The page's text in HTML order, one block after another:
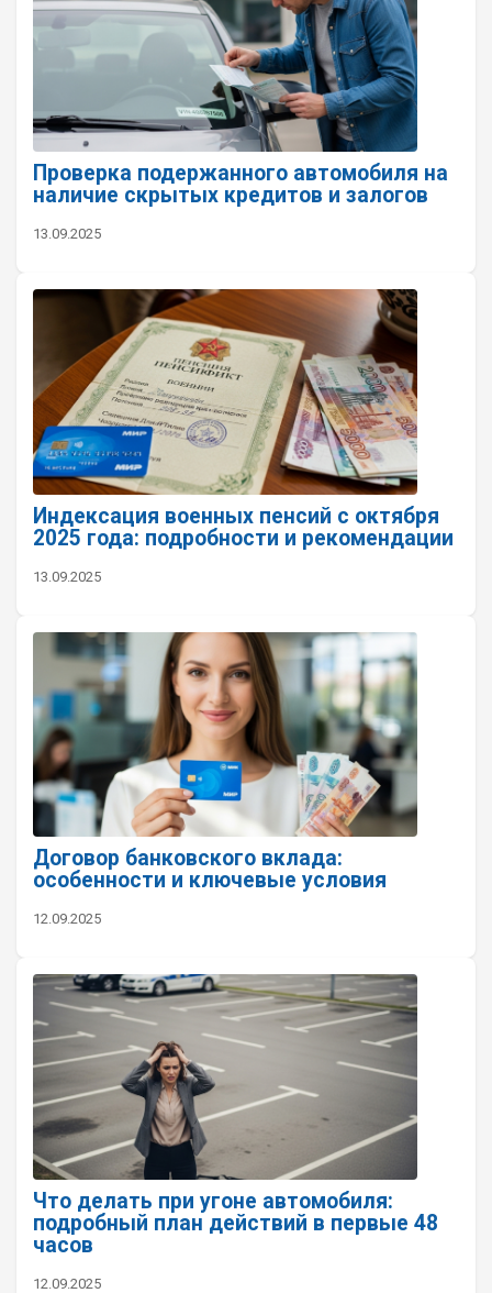
Проверка подержанного автомобиля на
наличие скрытых кредитов и залогов
13.09.2025
Индексация военных пенсий с октября
2025 года: подробности и рекомендации
13.09.2025
Договор банковского вклада:
особенности и ключевые условия
12.09.2025
Что делать при угоне автомобиля:
подробный план действий в первые 48
часов
12.09.2025